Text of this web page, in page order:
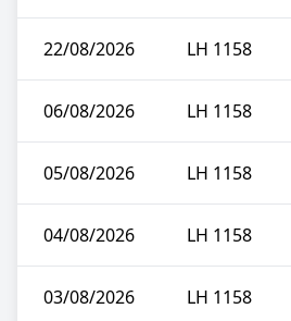
22/08/2026 LH 1158
06/08/2026 LH 1158
05/08/2026 LH 1158
04/08/2026 LH 1158
03/08/2026 LH 1158